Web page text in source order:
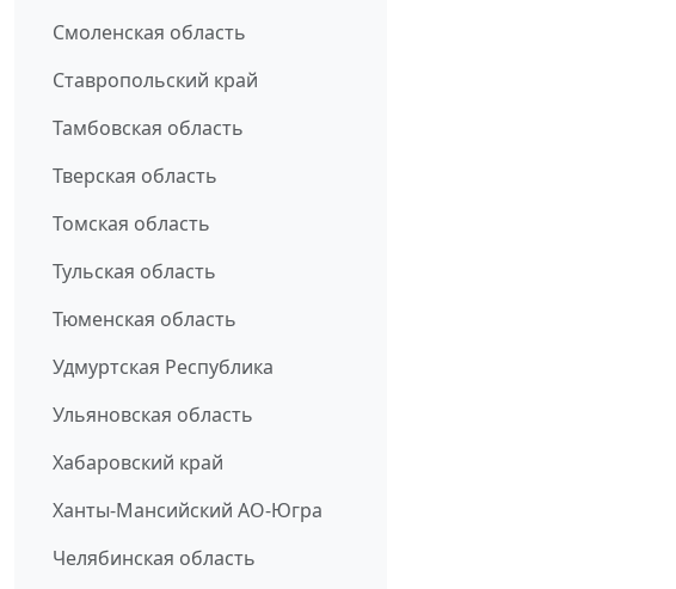
Смоленская область
Ставропольский край
Тамбовская область
Тверская область
Томская область
Тульская область
Тюменская область
Удмуртская Республика
Ульяновская область
Хабаровский край
Ханты-Мансийский АО-Югра
Челябинская область